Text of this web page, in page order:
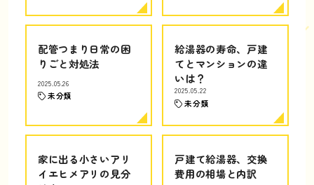
配管つまり日常の困
りごと対処法
2025.05.26
未分類
給湯器の寿命、戸建
てとマンションの違
いは？
2025.05.22
未分類
家に出る小さいアリ
イエヒメアリの見分
戸建て給湯器、交換
費用の相場と内訳